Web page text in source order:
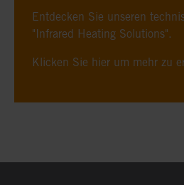
Entdecken Sie unseren
"Infrared Heating Solutions".
Klicken Sie hier um mehr zu